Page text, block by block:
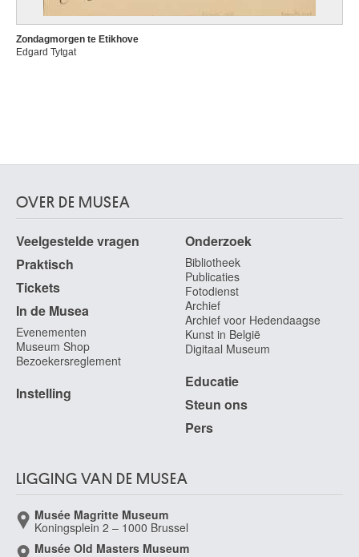
Zondagmorgen te Etikhove
Edgard Tytgat
OVER DE MUSEA
Veelgestelde vragen
Praktisch
Tickets
In de Musea
Evenementen
Museum Shop
Bezoekersreglement
Instelling
Onderzoek
Bibliotheek
Publicaties
Fotodienst
Archief
Archief voor Hedendaagse
Kunst in België
Digitaal Museum
Educatie
Steun ons
Pers
LIGGING VAN DE MUSEA
Musée Magritte Museum
Koningsplein 2 – 1000 Brussel
Musée Old Masters Museum